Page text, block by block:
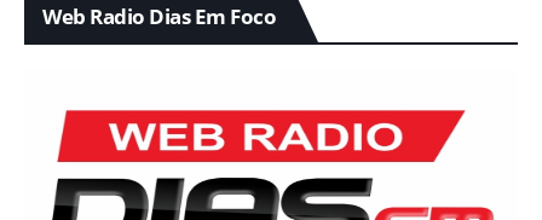
Web Radio Dias Em Foco